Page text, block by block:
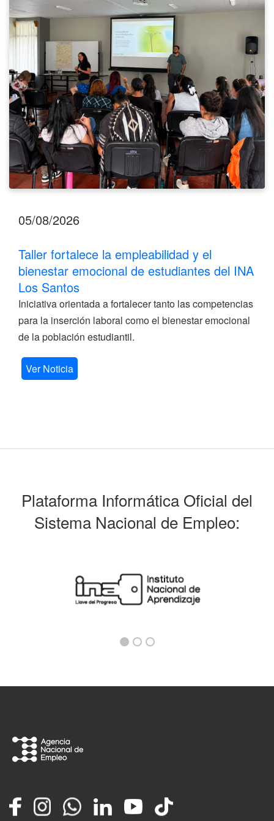
y
el
bienestar
emocional
de
estudiantes
del
INA
Los
Santos
05/08/2026
Taller fortalece la empleabilidad y el
bienestar emocional de estudiantes del INA
Los Santos
Iniciativa orientada a fortalecer tanto las competencias
para la inserción laboral como el bienestar emocional
de la población estudiantil.
Ver Noticia
Plataforma Informática Oficial del
Sistema Nacional de Empleo:
FacebookInstagramWhatsappLinkedInYouTube
TikTok